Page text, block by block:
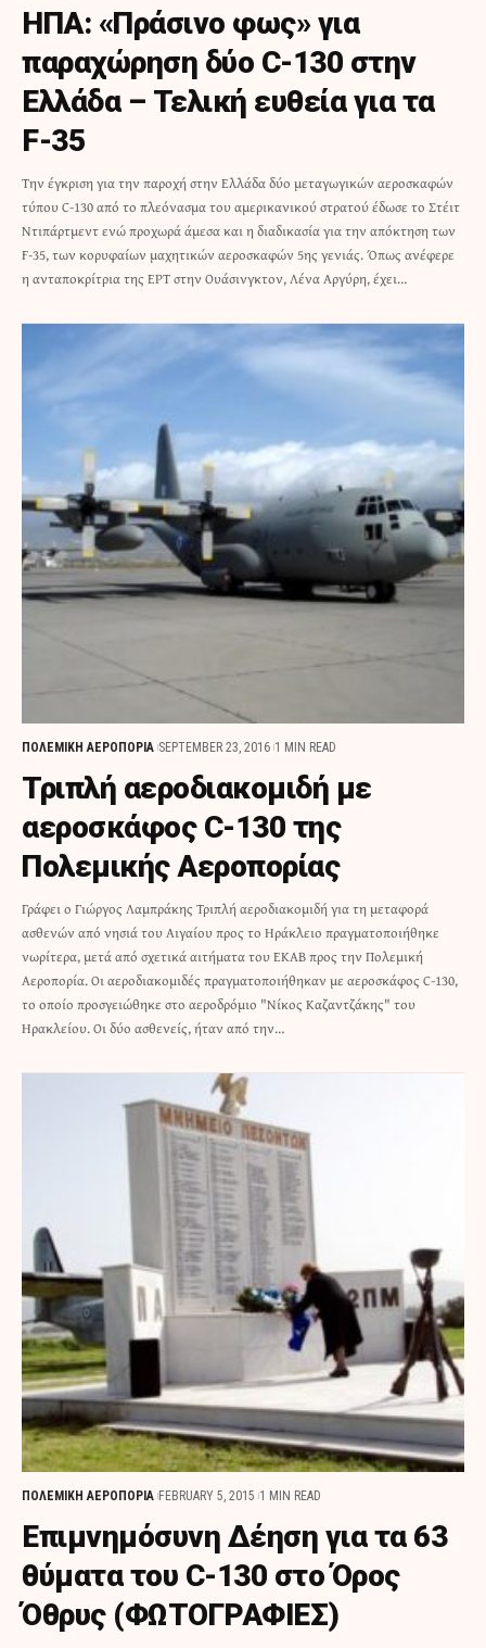
ΗΠΑ: «Πράσινο φως» για
παραχώρηση δύο C-130 στην
Ελλάδα – Τελική ευθεία για τα
F-35
Την έγκριση για την παροχή στην Ελλάδα δύο μεταγωγικών αεροσκαφών
τύπου C-130 από το πλεόνασμα του αμερικανικού στρατού έδωσε το Στέιτ
Ντιπάρτμεντ ενώ προχωρά άμεσα και η διαδικασία για την απόκτηση των
F-35, των κορυφαίων μαχητικών αεροσκαφών 5ης γενιάς. Όπως ανέφερε
η ανταποκρίτρια της ΕΡΤ στην Ουάσινγκτον, Λένα Αργύρη, έχει…
ΠΟΛΕΜΙΚΗ ΑΕΡΟΠΟΡΙΑ SEPTEMBER 23, 2016 1 MIN READ
Τριπλή αεροδιακομιδή με
αεροσκάφος C-130 της
Πολεμικής Αεροπορίας
Γράφει ο Γιώργος Λαμπράκης Τριπλή αεροδιακομιδή για τη μεταφορά
ασθενών από νησιά του Αιγαίου προς το Ηράκλειο πραγματοποιήθηκε
νωρίτερα, μετά από σχετικά αιτήματα του ΕΚΑΒ προς την Πολεμική
Αεροπορία. Οι αεροδιακομιδές πραγματοποιήθηκαν με αεροσκάφος C-130,
το οποίο προσγειώθηκε στο αεροδρόμιο "Νίκος Καζαντζάκης" του
Ηρακλείου. Οι δύο ασθενείς, ήταν από την…
ΠΟΛΕΜΙΚΗ ΑΕΡΟΠΟΡΙΑ FEBRUARY 5, 2015 1 MIN READ
Επιμνημόσυνη Δέηση για τα 63
θύματα του C-130 στο Όρος
Όθρυς (ΦΩΤΟΓΡΑΦΙΕΣ)